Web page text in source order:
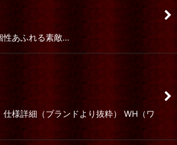
性あふれる素敵…
様詳細（ブランドより抜粋） WH（ワ